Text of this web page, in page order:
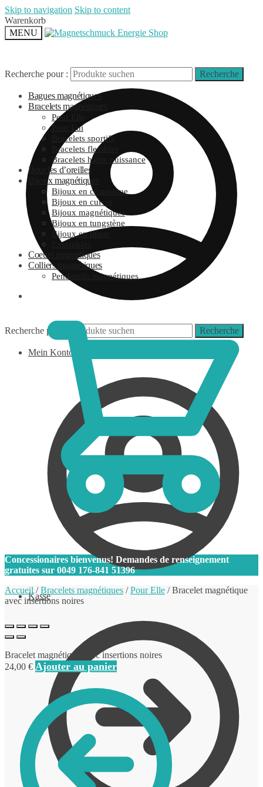
Skip to navigation Skip to content
Warenkorb
MENU
Recherche pour : Recherche
Mein Konto
Kasse
Recherche pour : Recherche
Bagues magnétiques
Bracelets magnétiques
Pour Elle
Pour Lui
Bracelets sportifs
Bracelets flexibles
Bracelets haute puissance
Boucles d’oreilles
Bijoux magnétiques
Bijoux en céramique
Bijoux en cuivre
Bijoux magnétiques
Bijoux en tungstène
Bijoux en titane
Ensembles
Coeurs magnétiques
Colliers magnétiques
Pendentifs magnétiques
Concessionaires bienvenus! Demandes de renseignement
gratuites sur 0049 176-841 51396
Accueil /Bracelets magnétiques /Pour Elle /Bracelet magnétique
avec insertions noires
Bracelet magnétique avec insertions noires
24,00 € Ajouter au panier